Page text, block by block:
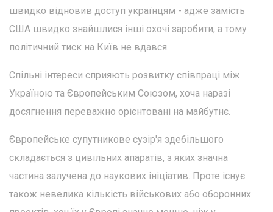
швидко відновив доступ українцям - адже замість
США швидко знайшлися інші охочі заробити, а тому
політичний тиск на Київ не вдався.
Спільні інтереси сприяють розвитку співпраці між
Україною та Європейським Союзом, хоча наразі
досягнення переважно орієнтовані на майбутнє.
Європейське супутникове сузір'я здебільшого
складається з цивільних апаратів, з яких значна
частина залучена до наукових ініціатив. Проте існує
також невелика кількість військових або оборонних